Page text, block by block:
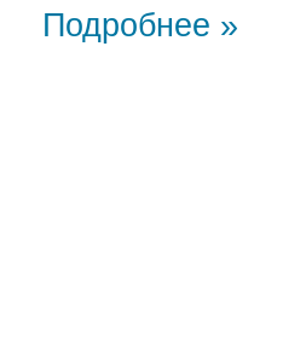
Подробнее »